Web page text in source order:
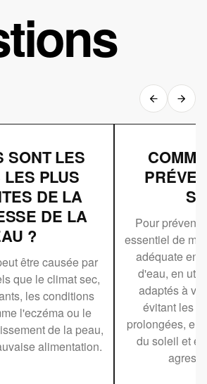
SONT LES
PLUS
DE LA
DE LA
?
être causée par
que le climat sec,
les conditions
l'eczéma ou le
de la peau,
alimentation.
Pour
essentiel de
adéquate en
d'eau, en
adaptés à
évitant les
prolongées, en
du soleil et